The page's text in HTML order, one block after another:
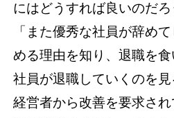
にはどうすれば良いのだろ
「また優秀な社員が辞め
める理由を知り、退職を食
社員が退職していくのを見
経営者から改善を要求さ